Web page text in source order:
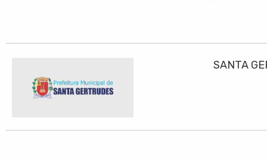
SANTA